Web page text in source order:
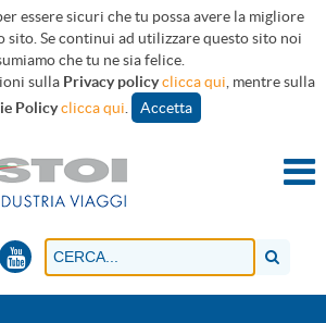
essere sicuri che tu possa avere la migliore
sito. Se continui ad utilizzare questo sito noi
che tu ne sia felice.
sulla Privacy policyclicca qui , mentre sulla
Policyclicca qui Accetta